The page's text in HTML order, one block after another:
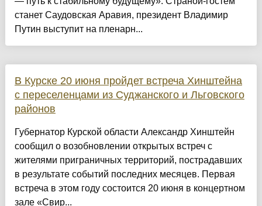
станет Саудовская Аравия, президент Владимир
Путин выступит на пленарн...
В Курске 20 июня пройдет встреча Хинштейна
с переселенцами из Суджанского и Льговского
районов
Губернатор Курской области Александр Хинштейн
сообщил о возобновлении открытых встреч с
жителями приграничных территорий, пострадавших
в результате событий последних месяцев. Первая
встреча в этом году состоится 20 июня в концертном
зале «Свир...